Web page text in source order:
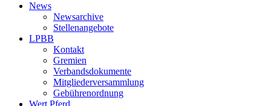
News
Newsarchive
Stellenangebote
LPBB
Kontakt
Gremien
Verbandsdokumente
Mitgliederversammlung
Gebührenordnung